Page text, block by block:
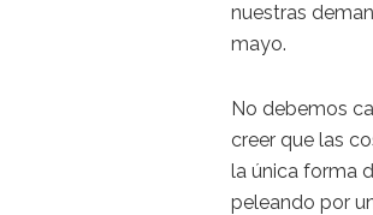
nuestras
mayo.
No debemos
creer que las
la única forma
peleando por